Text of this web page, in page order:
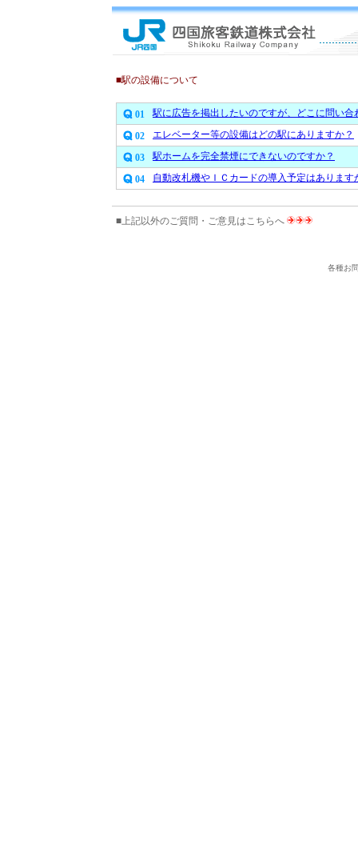
■駅の設備について
01 駅に広告を掲出したいのですが、どこに問い合
02 エレベーター等の設備はどの駅にありますか？
03 駅ホームを完全禁煙にできないのですか？
04 自動改札機やＩＣカードの導入予定はあります
■上記以外のご質問・ご意見はこちらへ
各種お